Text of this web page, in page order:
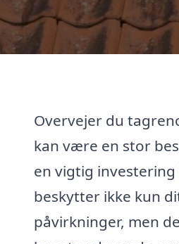
Overvejer du
kan være en stor
en vigtig
beskytter ikke kun
påvirkninger, men